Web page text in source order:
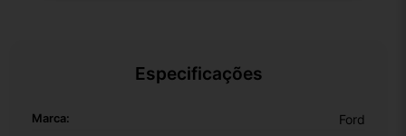
Especificações
Marca: Ford